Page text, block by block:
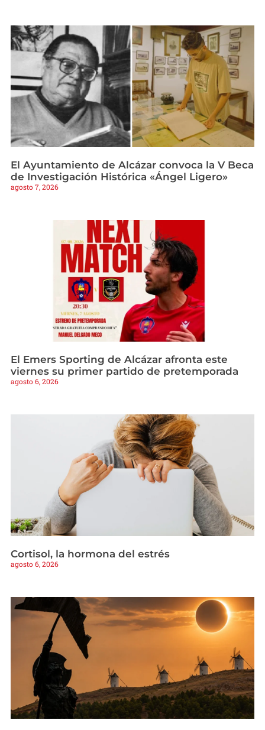
El Ayuntamiento de Alcázar convoca la V Beca
de Investigación Histórica «Ángel Ligero»
agosto 7, 2026
El Emers Sporting de Alcázar afronta este
viernes su primer partido de pretemporada
agosto 6, 2026
Cortisol, la hormona del estrés
agosto 6, 2026